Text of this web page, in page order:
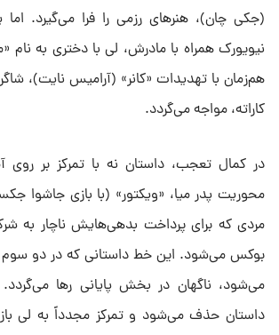
(جکی چان)، هنرهای رزمی را فرا می‌گیرد.
نیویورک همراه با مادرش، لی با دختری به نام
هم‌زمان با تهدیدات «کانر» (آرامیس نایت)،
کاراته، مواجه می‌گردد.
در کمال تعجب، داستان نه با تمرکز بر روی
محوریت پدر میا، «ویکتور» (با بازی جاشوا
مردی که برای پرداخت بدهی‌هایش ناچار به
بوکس می‌شود. این خط داستانی که در دو سوم
می‌شود، ناگهان در بخش پایانی رها
داستان حذف می‌شود و تمرکز مجدداً به لی